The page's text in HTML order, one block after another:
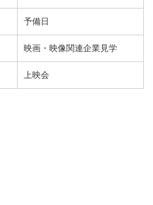
予備日
映画・映像関連企業見学
上映会